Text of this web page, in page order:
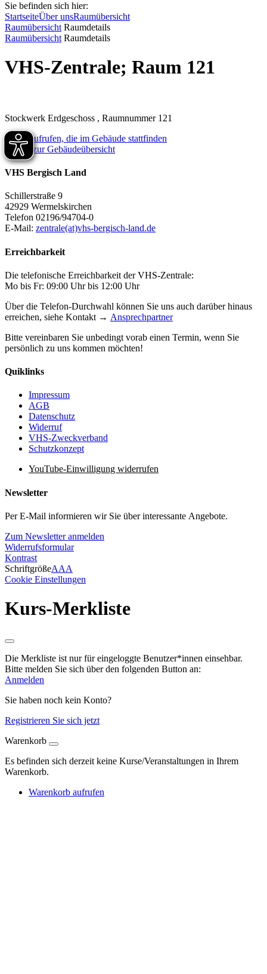
Sie befinden sich hier:
StartseiteÜber unsRaumübersicht
Raumübersicht Raumdetails
Raumübersicht Raumdetails
VHS-Zentrale; Raum 121
Stockwerk Erdgeschoss , Raumnummer 121
Kurse aufrufen, die im Gebäude stattfinden
zurück zur Gebäudeübersicht
VHS Bergisch Land
Schillerstraße 9
42929 Wermelskirchen
Telefon 02196/94704-0
E-Mail: zentrale(at)vhs-bergisch-land.de
Erreichbarkeit
Die telefonische Erreichbarkeit der VHS-Zentrale:
Mo bis Fr: 09:00 Uhr bis 12:00 Uhr
Über die Telefon-Durchwahl können Sie uns auch darüber hinaus
erreichen, siehe Kontakt → Ansprechpartner
Bitte vereinbaren Sie unbedingt vorab einen Termin, wenn Sie
persönlich zu uns kommen möchten!
Quiklinks
Impressum
AGB
Datenschutz
Widerruf
VHS-Zweckverband
Schutzkonzept
YouTube-Einwilligung widerrufen
Newsletter
Per E-Mail informieren wir Sie über interessante Angebote.
Zum Newsletter anmelden
Widerrufsformular
Kontrast
SchriftgrößeAAA
Cookie Einstellungen
Kurs-Merkliste
Die Merkliste ist nur für eingeloggte Benutzer*innen einsehbar.
Bitte melden Sie sich über den folgenden Button an:
Anmelden
Sie haben noch kein Konto?
Registrieren Sie sich jetzt
Warenkorb
Es befinden sich derzeit keine Kurse/Veranstaltungen in Ihrem
Warenkorb.
Warenkorb aufrufen